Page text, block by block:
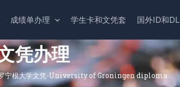
成绩单办理 学生卡和文凭套 国外ID和DL
凭办理
宁根大学文凭-University of Groningen diploma